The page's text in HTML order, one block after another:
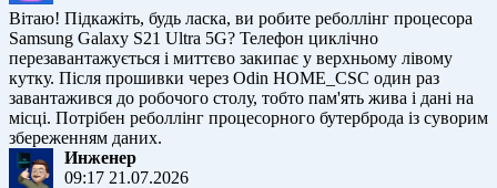
Вітаю! Підкажіть, будь ласка, ви робите реболлінг процесора
Samsung Galaxy S21 Ultra 5G? Телефон циклічно
перезавантажується і миттєво закипає у верхньому лівому
кутку. Після прошивки через Odin HOME_CSC один раз
завантажився до робочого столу, тобто пам'ять жива і дані на
місці. Потрібен реболлінг процесорного бутерброда із суворим
збереженням даних.
Инженер
09:17 21.07.2026